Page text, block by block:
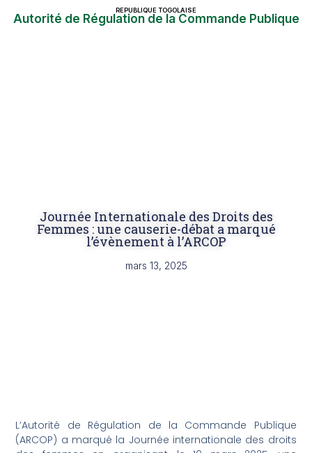
Autorité de Régulation de la Commande Publique
REPUBLIQUE TOGOLAISE
Journée Internationale des Droits des
Femmes : une causerie-débat a marqué
l’évènement à l’ARCOP
mars 13, 2025
L’Autorité de Régulation de la Commande Publique
(ARCOP) a marqué la Journée internationale des droits